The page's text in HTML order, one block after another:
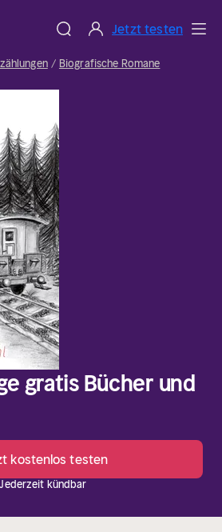
Jetzt testen
Biografische Romane
gratis Bücher und
kostenlos testen
Jederzeit kündbar